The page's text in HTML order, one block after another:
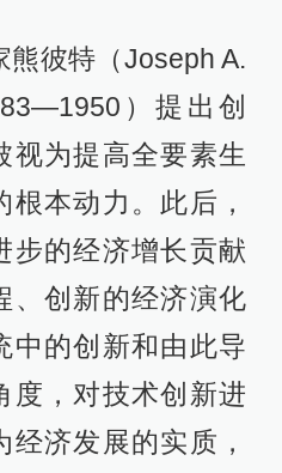
熊彼特（Joseph A.
）提出创
视为提高全要素生
本动力。此后，
步的经济增长贡献
、创新的经济演化
中的创新和由此导
度，对技术创新进
济发展的实质，